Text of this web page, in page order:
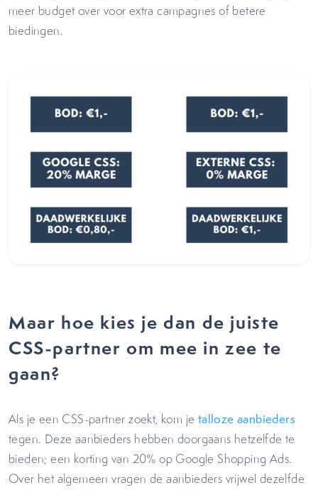
meer budget over voor extra campagnes of betere
biedingen.
Maar hoe kies je dan de juiste
CSS-partner om mee in zee te
gaan?
Als je een CSS-partner zoekt, kom je talloze aanbieders
tegen. Deze aanbieders hebben doorgaans hetzelfde te
bieden; een korting van 20% op Google Shopping Ads.
Over het algemeen vragen de aanbieders vrijwel dezelfde